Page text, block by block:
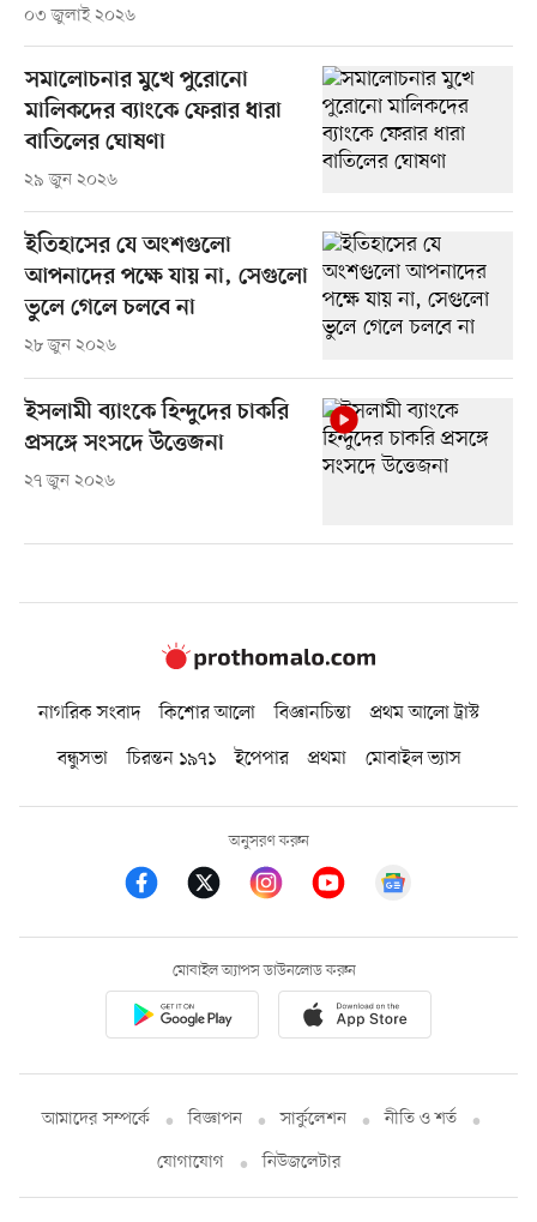
০৩ জুলাই ২০২৬
সমালোচনার মুখে পুরোনো
মালিকদের ব্যাংকে ফেরার ধারা
বাতিলের ঘোষণা
২৯ জুন ২০২৬
ইতিহাসের যে অংশগুলো
আপনাদের পক্ষে যায় না, সেগুলো
ভুলে গেলে চলবে না
২৮ জুন ২০২৬
ইসলামী ব্যাংকে হিন্দুদের চাকরি
প্রসঙ্গে সংসদে উত্তেজনা
২৭ জুন ২০২৬
নাগরিক সংবাদ কিশোর আলো বিজ্ঞানচিন্তা
প্রথম আলো ট্রাস্ট
বন্ধুসভা
চিরন্তন ১৯৭১ ইপেপার প্রথমা মোবাইল ভ্যাস
অনুসরণ করুন
মোবাইল অ্যাপস ডাউনলোড করুন
আমাদের সম্পর্কে বিজ্ঞাপন সার্কুলেশন
নীতি ও শর্ত
যোগাযোগ
নিউজলেটার